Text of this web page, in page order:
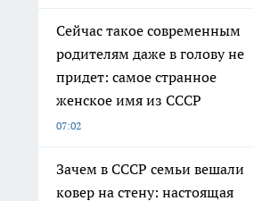
Сейчас такое современным
родителям даже в голову не
придет: самое странное
женское имя из СССР
07:02
Зачем в СССР семьи вешали
ковер на стену: настоящая